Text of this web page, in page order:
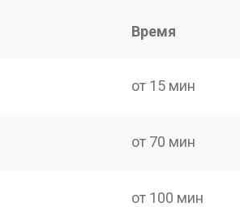
Время
от 15 мин
от 70 мин
от 100 мин